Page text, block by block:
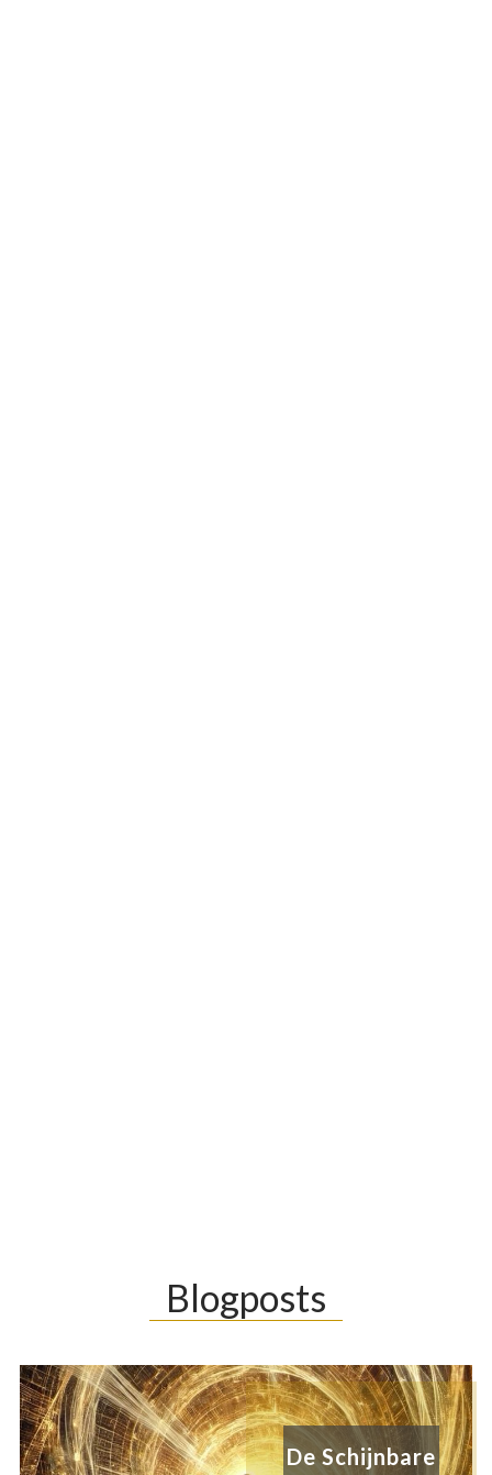
Blogposts
De Schijnbare